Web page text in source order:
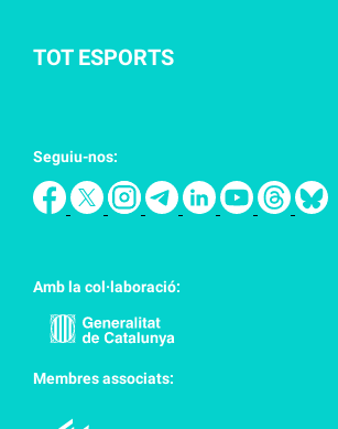
TOT ESPORTS
Seguiu-nos:
Amb la col·laboració:
Membres associats: